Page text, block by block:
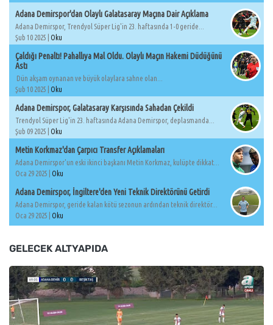
Adana Demirspor'dan Olaylı Galatasaray Maçına Dair Açıklama
Adana Demirspor, Trendyol Süper Lig'in 23. haftasında 1-0 geride...
Şub 10 2025 | Oku
Çaldığı Penaltı! Pahallıya Mal Oldu. Olaylı Maçın Hakemi Düdüğünü
Astı
Dün akşam oynanan ve büyük olaylara sahne olan...
Şub 10 2025 | Oku
Adana Demirspor, Galatasaray Karşısında Sahadan Çekildi
Trendyol Süper Lig'in 23. haftasında Adana Demirspor, deplasmanda...
Şub 09 2025 | Oku
Metin Korkmaz'dan Çarpıcı Transfer Açıklamaları
Adana Demirspor'un eski ikinci başkanı Metin Korkmaz, kulüpte dikkat...
Oca 29 2025 | Oku
Adana Demirspor, İngiltere'den Yeni Teknik Direktörünü Getirdi
Adana Demirspor, geride kalan kötü sezonun ardından teknik direktör...
Oca 29 2025 | Oku
GELECEK ALTYAPIDA